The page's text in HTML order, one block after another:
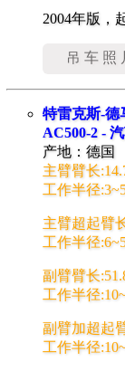
2004年版，
吊车照
特雷克斯-
AC500-2 -
产地：德国
主臂臂长
工作半径
主臂超起臂
工作半径
副臂臂长
工作半径
副臂加超起
工作半径